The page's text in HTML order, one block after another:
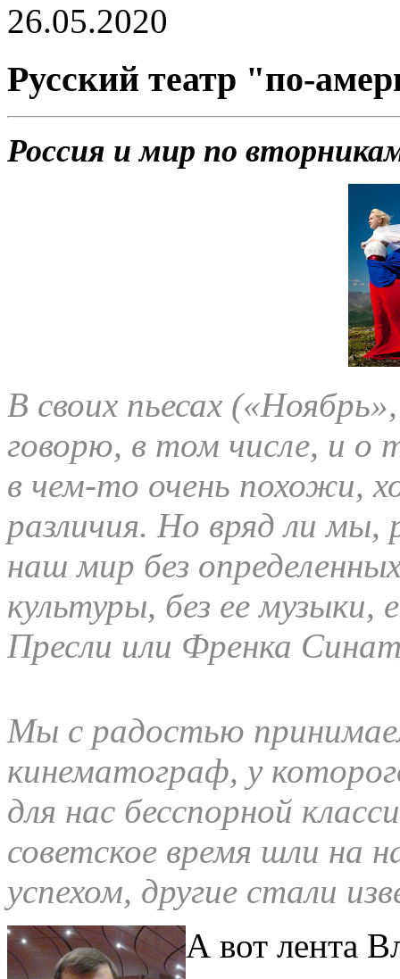
26.05.2020
Русский театр "по-
Россия и мир по
В своих пьесах
говорю, в том числе, и о
в чем-то очень похожи,
различия. Но вряд ли
наш мир без
культуры, без ее музыки,
Пресли или Френка
Мы с радостью
кинематограф, у
для нас бесспорной
советское время шли на
успехом, другие стали
А вот лента